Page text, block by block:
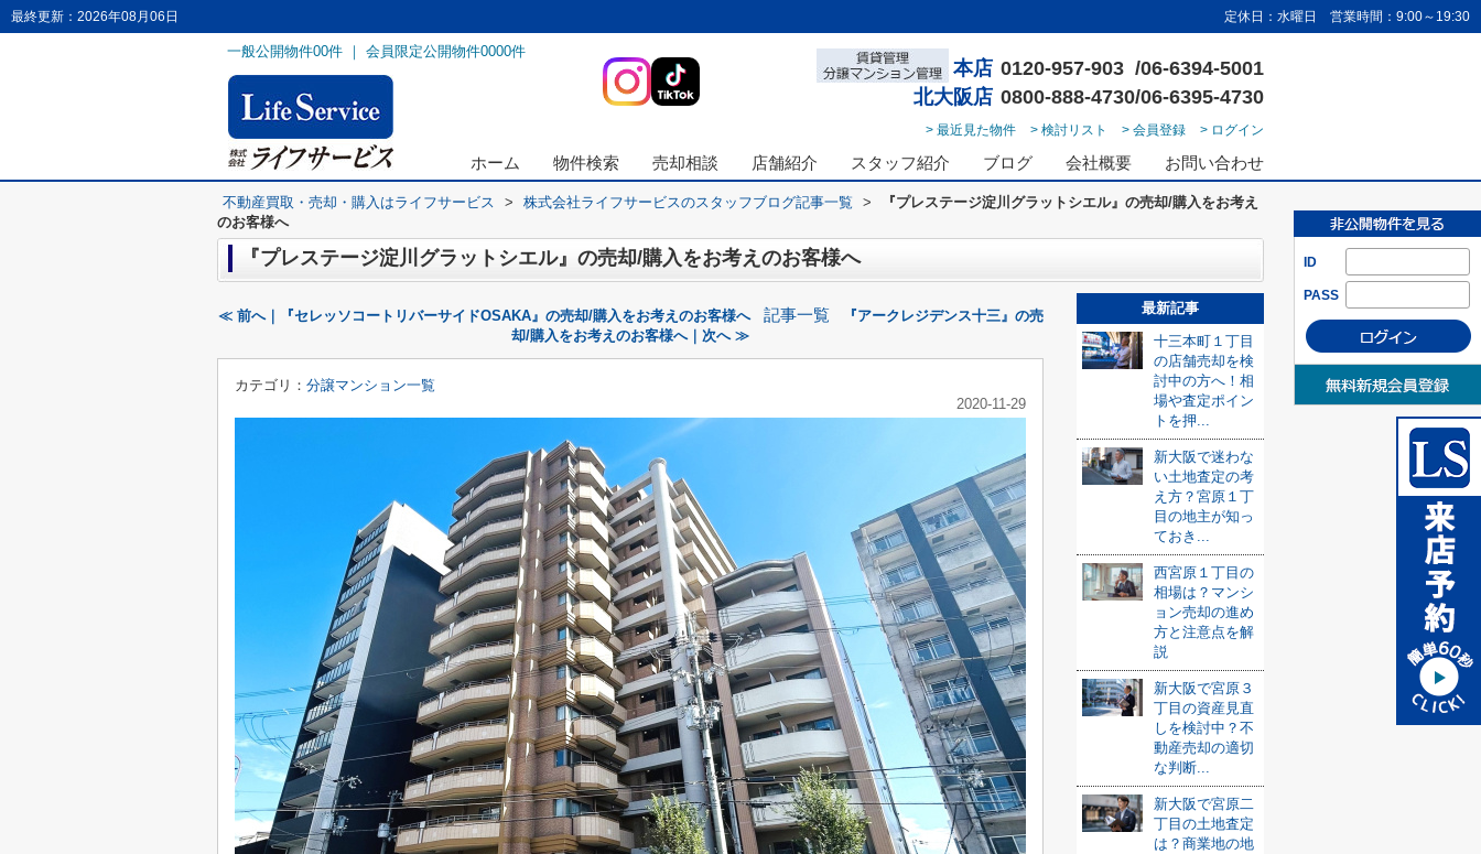
最終更新：2026年08月06日 定休日：水曜日 営業時間：9:00～19:30
一般公開物件00件 ｜ 会員限定公開物件0000件
本店 0120-957-903 /06-6394-5001
北大阪店 0800-888-4730/06-6395-4730
> 最近見た物件 > 検討リスト > 会員登録 > ログイン
ホーム 物件検索 売却相談 店舗紹介 スタッフ紹介 ブログ 会社概要 お問い合わせ
ID
PASS
不動産買取・売却・購入はライフサービス > 株式会社ライフサービスのスタッフブログ記事一覧 >
『プレステージ淀川グラットシエル』の売却/購入をお考え
のお客様へ
『プレステージ淀川グラットシエル』の売却/購入をお考えのお客様へ
≪ 前へ｜『セレッソコートリバーサイドOSAKA』の売却/購入をお考えのお客様へ 記事一覧
『アークレジデンス十三』の売
却/購入をお考えのお客様へ｜次へ ≫
カテゴリ： 分譲マンション一覧
2020-11-29
最新記事
十三本町１丁目
の店舗売却を検
討中の方へ！相
場や査定ポイン
トを押...
新大阪で迷わな
い土地査定の考
え方？宮原１丁
目の地主が知っ
ておき...
西宮原１丁目の
相場は？マンシ
ョン売却の進め
方と注意点を解
説
新大阪で宮原３
丁目の資産見直
しを検討中？不
動産売却の適切
な判断...
新大阪で宮原二
丁目の土地査定
は？商業地の地